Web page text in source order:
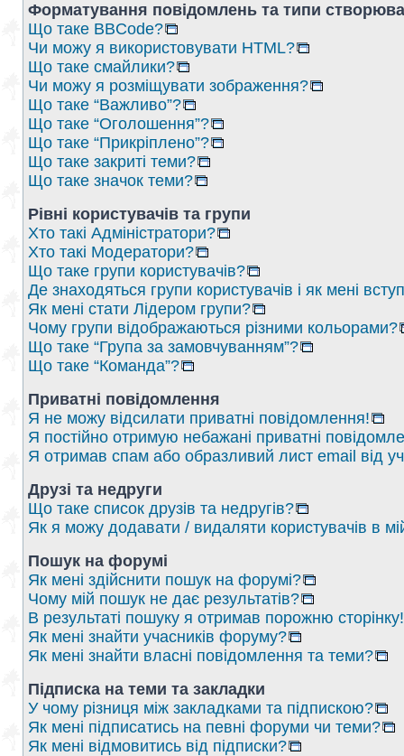
Форматування повідомлень та типи
Що таке BBCode?
Чи можу я використовувати HTML?
Що таке смайлики?
Чи можу я розміщувати зображення?
Що таке “Важливо”?
Що таке “Оголошення”?
Що таке “Прикріплено”?
Що таке закриті теми?
Що таке значок теми?
Рівні користувачів та групи
Хто такі Адміністратори?
Хто такі Модератори?
Що таке групи користувачів?
Де знаходяться групи користувачів і як мені
Як мені стати Лідером групи?
Чому групи відображаються різними кольорами?
Що таке “Група за замовчуванням”?
Що таке “Команда”?
Приватні повідомлення
Я не можу відсилати приватні повідомлення!
Я постійно отримую небажані приватні
Я отримав спам або образливий лист email від
Друзі та недруги
Що таке список друзів та недругів?
Як я можу додавати / видаляти користувачів в
Пошук на форумі
Як мені здійснити пошук на форумі?
Чому мій пошук не дає результатів?
В результаті пошуку я отримав порожню сторінку!
Як мені знайти учасників форуму?
Як мені знайти власні повідомлення та теми?
Підписка на теми та закладки
У чому різниця між закладками та підпискою?
Як мені підписатись на певні форуми чи теми?
Як мені відмовитись від підписки?